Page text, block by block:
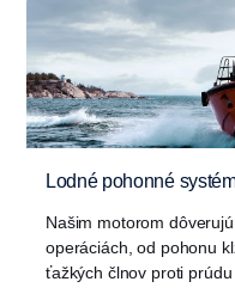
Lodné pohonné
Našim motorom
operáciách, od pohonu
ťažkých člnov proti